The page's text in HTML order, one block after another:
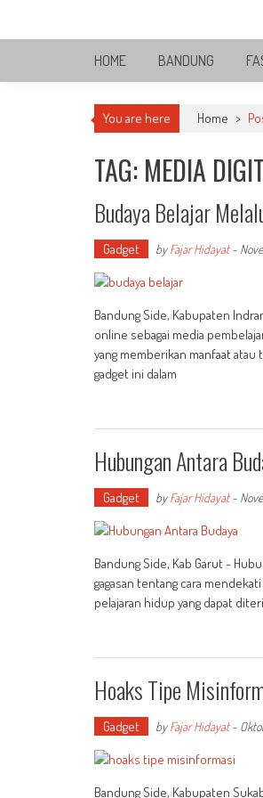
Bandung Side
Sisi Cantik Bandung
HOME BANDUNG
You are here Home >
TAG: MEDIA
Budaya Belajar
Gadget byFajar Hidayat-
Bandung Side, Kabupaten
online sebagai media
yang memberikan manfaat atau
gadget ini dalam
Hubungan Antara
Gadget byFajar Hidayat-
Bandung Side, Kab Garut -
gagasan tentang cara
pelajaran hidup yang dapat
Hoaks Tipe
Gadget byFajar Hidayat-
Bandung Side, Kabupaten